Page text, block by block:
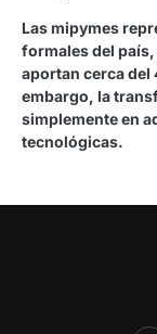
Las mipymes
formales del
aportan cerca del
embargo, la
simplemente en
tecnológicas.